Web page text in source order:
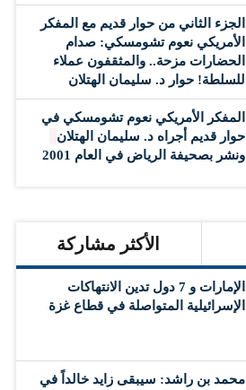
الجزء الثاني من حوار قديم مع المفكر
الأمريكي نعوم تشومسكي: صدام
الحضارات مزحة.. والمثقفون عملاء
للسلطة! حوار د. سليمان الهتلان
المفكر الأمريكي نعوم تشومسكي في
حوار قديم أجراه د. سليمان الهتلان
ونشر بصحيفة الرياض في العام 2001
الأكثر مشاركة
الإمارات و 7 دول تدين الانتهاكات
الإسرائيلية المتواصلة في قطاع غزة
محمد بن راشد: سيبقى زايد خالداً في